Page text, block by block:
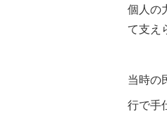
個人の
て支え
当時の
行で手